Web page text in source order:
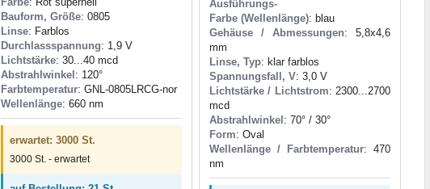
Bauform, Größe: 0805
Linse: Farblos
Durchlassspannung: 1,9 V
Lichtstärke: 30...40 mcd
Abstrahlwinkel : 120°
Farbtemperatur: GNL-0805LRCG-nor
Wellenlänge: 660 nm
erwartet: 3000 St.
3000 St. - erwartet
Ausführungs-
Farbe (Wellenlänge): blau
Gehäuse / Abmessungen: 5,8x4,6
mm
Linse, Typ: klar farblos
Spannungsfall, V: 3,0 V
Lichtstärke / Lichtstrom: 2300...2700
mcd
Abstrahlwinkel : 70° / 30°
Form: Oval
Wellenlänge / Farbtemperatur: 470
nm